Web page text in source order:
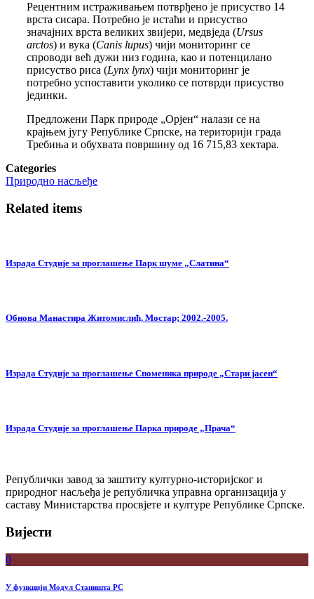
Рецентним истраживањем потврђено је присуство 14
врста сисара. Потребно је истаћи и присуство
значајних врстa великих звијери, медвједа (Ursus
arctos) и вука (Canis lupus) чији мониторинг се
спроводи већ дужи низ година, као и потенцилано
присуство риса (Lynx lynx) чији мониторинг је
потребно успоставити уколико се потврди присуство
јединки.
Предложени Парк природе „Орјен“ налази се на
крајњем југу Републике Српске, на територији града
Требиња и обухвата површину од 16 715,83 хектара.
Categories
Природно насљеђе
Related items
Израда Студије за проглашење Парк шуме „Слатина“
Обнова Манастира Житомислић, Мостар; 2002.-2005.
Израда Студије за проглашење Споменика природе „Стари јасен“
Израда Студије за проглашење Парка природе „Прача“
Републички завод за заштиту културно-историјског и
природног насљеђа је републичка управна организација у
саставу Министарства просвјете и културе Републике Српске.
Вијести
0
У функцији Модул Станишта РС